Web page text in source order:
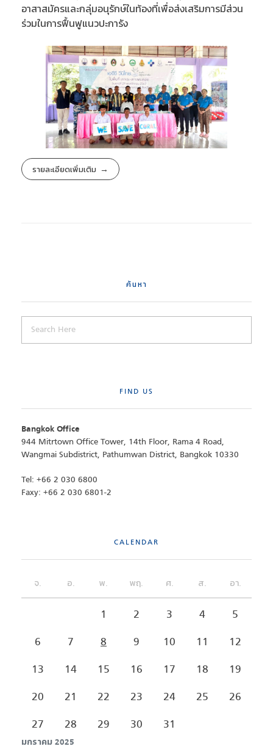
อาสาสมัครและกลุ่มอนุรักษ์ในท้องที่เพื่อส่งเสริมการมีส่วน
ร่วมในการฟื้นฟูแนวปะการัง
รายละเอียดเพิ่มเติม
ค้นหา
FIND US
Bangkok Office
944 Mitrtown Office Tower, 14th Floor, Rama 4 Road,
Wangmai Subdistrict, Pathumwan District, Bangkok 10330
Tel: +66 2 030 6800
Faxy: +66 2 030 6801-2
CALENDAR
มกราคม 2025
จ. อ. พ. พฤ. ศ. ส. อา.
1 2 3 4 5
6 7 8 9 10 11 12
13 14 15 16 17 18 19
20 21 22 23 24 25 26
27 28 29 30 31